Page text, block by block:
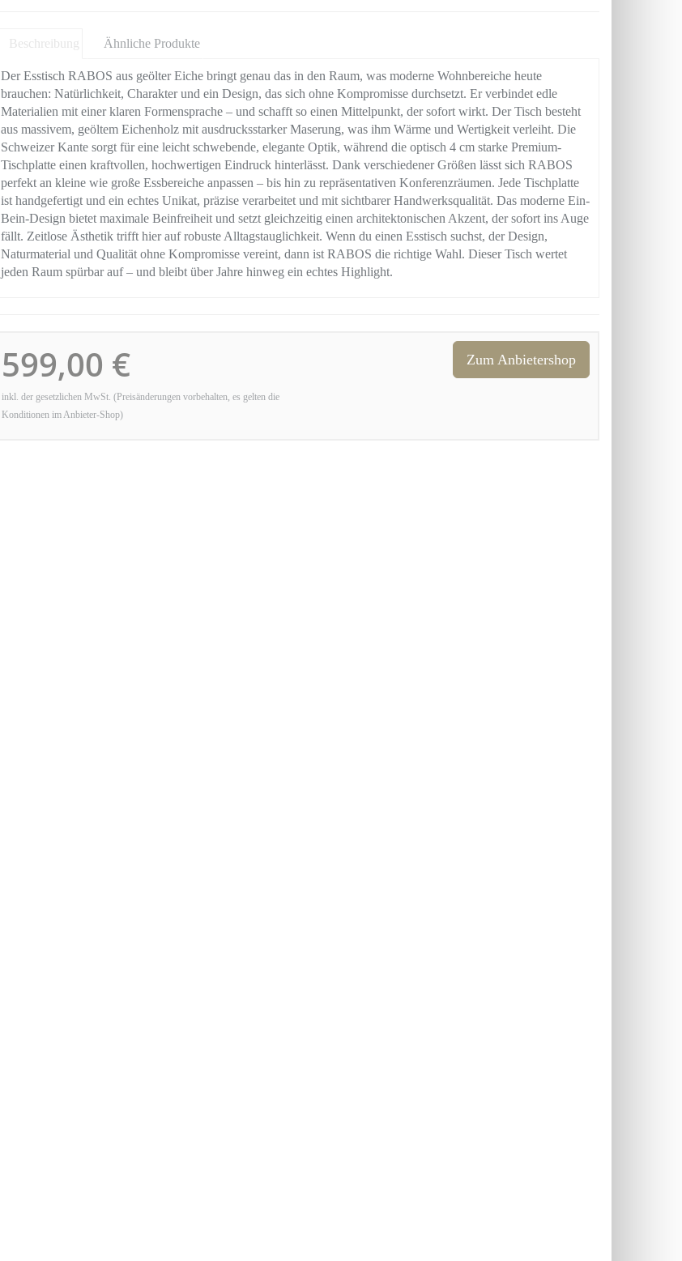
Beschreibung Ähnliche Produkte
Der Esstisch RABOS aus geölter Eiche bringt genau das in den Raum, was moderne Wohnbereiche heute
brauchen: Natürlichkeit, Charakter und ein Design, das sich ohne Kompromisse durchsetzt. Er verbindet edle
Materialien mit einer klaren Formensprache – und schafft so einen Mittelpunkt, der sofort wirkt. Der Tisch besteht
aus massivem, geöltem Eichenholz mit ausdrucksstarker Maserung, was ihm Wärme und Wertigkeit verleiht. Die
Schweizer Kante sorgt für eine leicht schwebende, elegante Optik, während die optisch 4 cm starke Premium-
Tischplatte einen kraftvollen, hochwertigen Eindruck hinterlässt. Dank verschiedener Größen lässt sich RABOS
perfekt an kleine wie große Essbereiche anpassen – bis hin zu repräsentativen Konferenzräumen. Jede Tischplatte
ist handgefertigt und ein echtes Unikat, präzise verarbeitet und mit sichtbarer Handwerksqualität. Das moderne Ein-
Bein-Design bietet maximale Beinfreiheit und setzt gleichzeitig einen architektonischen Akzent, der sofort ins Auge
fällt. Zeitlose Ästhetik trifft hier auf robuste Alltagstauglichkeit. Wenn du einen Esstisch suchst, der Design,
Naturmaterial und Qualität ohne Kompromisse vereint, dann ist RABOS die richtige Wahl. Dieser Tisch wertet
jeden Raum spürbar auf – und bleibt über Jahre hinweg ein echtes Highlight.
599,00 €
inkl. der gesetzlichen MwSt. (Preisänderungen vorbehalten, es gelten die
Konditionen im Anbieter-Shop)
Zum Anbietershop